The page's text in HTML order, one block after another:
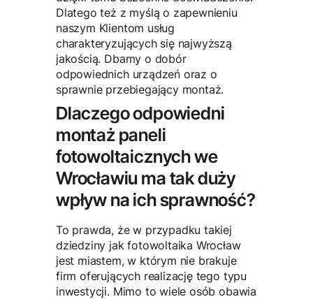
Dlatego też z myślą o zapewnieniu
naszym Klientom usług
charakteryzujących się najwyższą
jakością. Dbamy o dobór
odpowiednich urządzeń oraz o
sprawnie przebiegający montaż.
Dlaczego odpowiedni
montaż paneli
fotowoltaicznych we
Wrocławiu ma tak duży
wpływ na ich sprawność?
To prawda, że w przypadku takiej
dziedziny jak fotowoltaika Wrocław
jest miastem, w którym nie brakuje
firm oferujących realizację tego typu
inwestycji. Mimo to wiele osób obawia